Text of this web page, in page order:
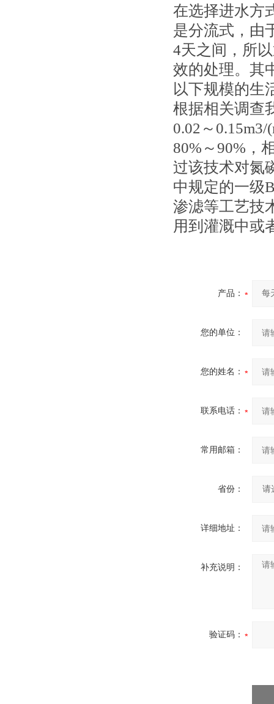
在选择进水方
是分流式，由
4天之间，所
效的处理。其
以下规模的生
根据相关调查
0.02～
80%～90%，
过该技术对氮
中规定的一级
渗滤等工艺技
用到灌溉中或
产品：
您的单位：
您的姓名：
联系电话：
常用邮箱：
省份：
详细地址：
补充说明：
验证码：